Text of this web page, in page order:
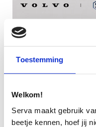
Toestemming
Welkom!
Serva maakt gebruik
beetje kennen, hoef jij